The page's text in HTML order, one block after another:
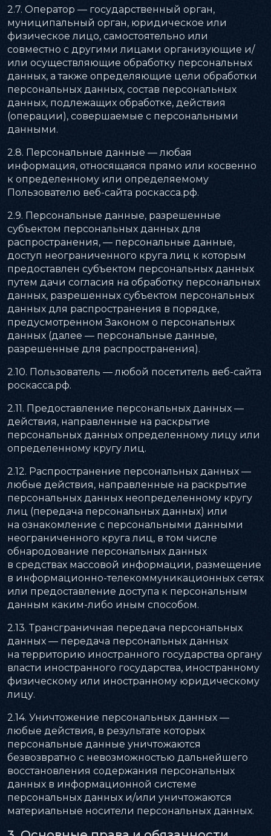
2.7. Оператор — государственный орган,
муниципальный орган, юридическое или
физическое лицо, самостоятельно или
совместно с другими лицами организующие и/
или осуществляющие обработку персональных
данных, а также определяющие цели обработки
персональных данных, состав персональных
данных, подлежащих обработке, действия
(операции), совершаемые с персональными
данными.
2.8. Персональные данные — любая
информация, относящаяся прямо или косвенно
к определенному или определяемому
Пользователю веб-сайта роскасса.рф.
2.9. Персональные данные, разрешенные
субъектом персональных данных для
распространения, — персональные данные,
доступ неограниченного круга лиц к которым
предоставлен субъектом персональных данных
путем дачи согласия на обработку персональных
данных, разрешенных субъектом персональных
данных для распространения в порядке,
предусмотренном Законом о персональных
данных (далее — персональные данные,
разрешенные для распространения).
2.10. Пользователь — любой посетитель веб-сайта
роскасса.рф.
2.11. Предоставление персональных данных —
действия, направленные на раскрытие
персональных данных определенному лицу или
определенному кругу лиц.
2.12. Распространение персональных данных —
любые действия, направленные на раскрытие
персональных данных неопределенному кругу
лиц (передача персональных данных) или
на ознакомление с персональными данными
неограниченного круга лиц, в том числе
обнародование персональных данных
в средствах массовой информации, размещение
в информационно-телекоммуникационных сетях
или предоставление доступа к персональным
данным каким-либо иным способом.
2.13. Трансграничная передача персональных
данных — передача персональных данных
на территорию иностранного государства органу
власти иностранного государства, иностранному
физическому или иностранному юридическому
лицу.
2.14. Уничтожение персональных данных —
любые действия, в результате которых
персональные данные уничтожаются
безвозвратно с невозможностью дальнейшего
восстановления содержания персональных
данных в информационной системе
персональных данных и/или уничтожаются
материальные носители персональных данных.